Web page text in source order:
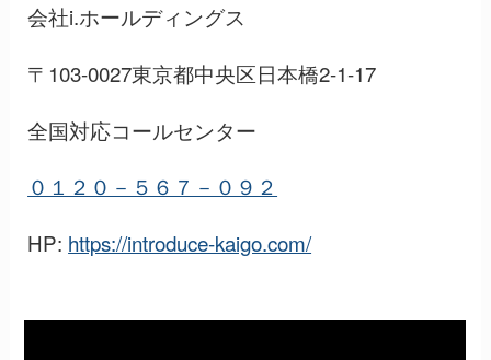
会社i.ホールディングス
〒103-0027東京都中央区日本橋2-1-17
全国対応コールセンター
０１２０－５６７－０９２
HP: https://introduce-kaigo.com/